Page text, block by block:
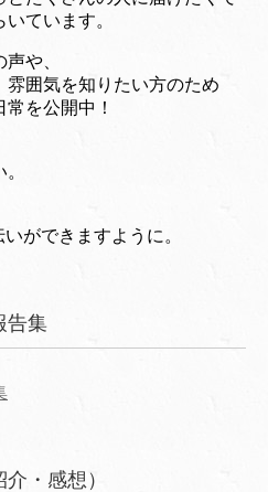
ています。
や、
雰囲気を知りたい方のため
を公開中！
ができますように。
告集
・感想）